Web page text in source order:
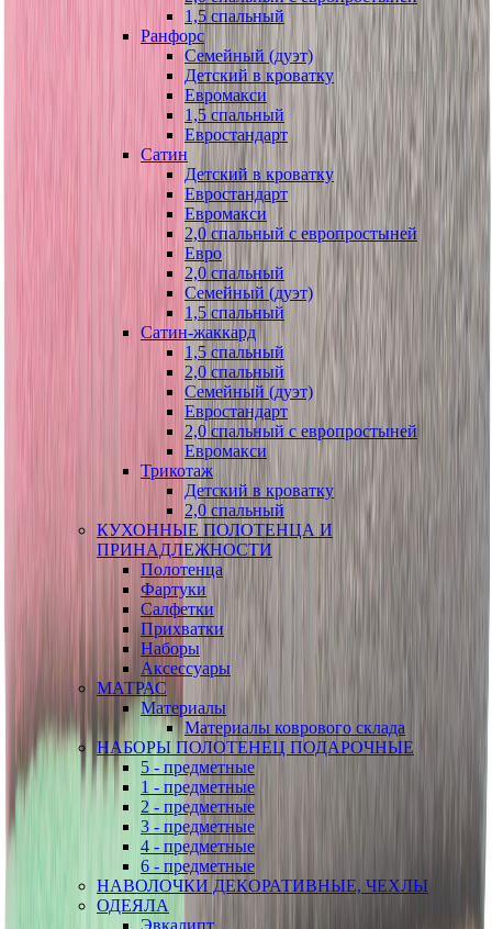
1,5 спальный
Ранфорс
Семейный (дуэт)
Детский в кроватку
Евромакси
1,5 спальный
Евростандарт
Сатин
Детский в кроватку
Евростандарт
Евромакси
2,0 спальный с европростыней
Евро
2,0 спальный
Семейный (дуэт)
1,5 спальный
Сатин-жаккард
1,5 спальный
2,0 спальный
Семейный (дуэт)
Евростандарт
2,0 спальный с европростыней
Евромакси
Трикотаж
Детский в кроватку
2,0 спальный
КУХОННЫЕ ПОЛОТЕНЦА И
ПРИНАДЛЕЖНОСТИ
Полотенца
Фартуки
Салфетки
Прихватки
Наборы
Аксессуары
МАТРАС
Материалы
Материалы коврового склада
НАБОРЫ ПОЛОТЕНЕЦ ПОДАРОЧНЫЕ
5 - предметные
1 - предметные
2 - предметные
3 - предметные
4 - предметные
6 - предметные
НАВОЛОЧКИ ДЕКОРАТИВНЫЕ, ЧЕХЛЫ
ОДЕЯЛА